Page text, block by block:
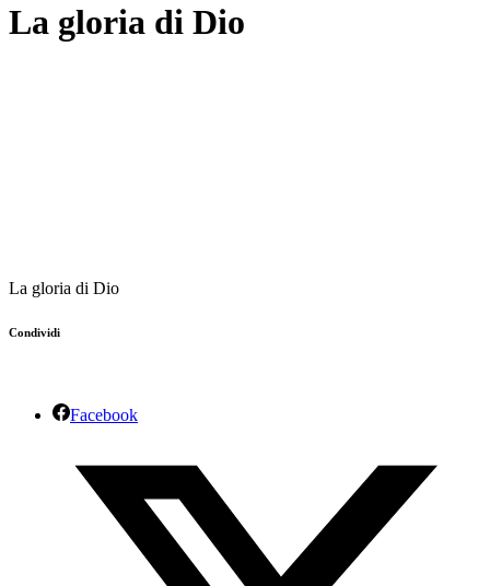
La gloria di Dio
La gloria di Dio
Condividi
Facebook